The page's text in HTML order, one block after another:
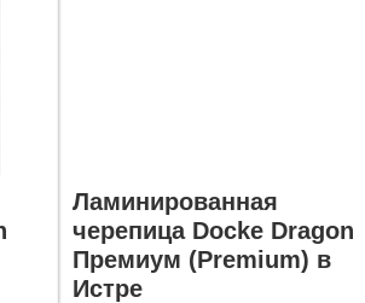
Ламинированная
черепица Docke Dragon
Премиум (Premium) в
Истре